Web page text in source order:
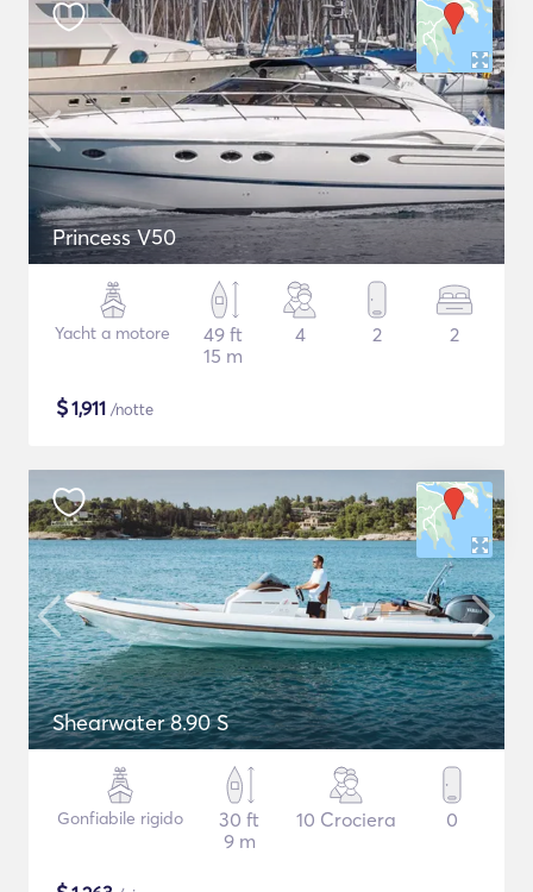
Princess V50
Yacht a motore
49 ft
15 m
4 2 2
$1,911 /notte
Shearwater 8.90 S
Gonfiabile rigido
30 ft
9 m
10 Crociera 0